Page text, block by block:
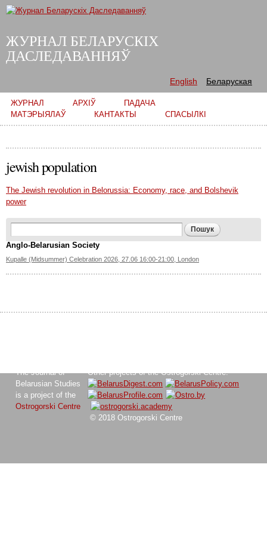
main
ЖУРНАЛ БЕЛАРУСКІХ
ДАСЛЕДАВАННЯЎ
English Беларуская
Main menu
ЖУРНАЛ АРХІЎ
ПАДАЧА
МАТЭРЫЯЛАЎ
КАНТАКТЫ СПАСЫЛКІ
jewish population
The Jewish revolution in Belorussia: Economy, race, and Bolshevik
power
Search form
Anglo-Belarusian Society
Kupalle (Midsummer) Celebration 2026, 27.06 16:00-21:00, London
The Journal of
Belarusian Studies
is a project of the
Ostrogorski Centre
Other projects of the Ostrogorski Centre:
© 2018 Ostrogorski Centre